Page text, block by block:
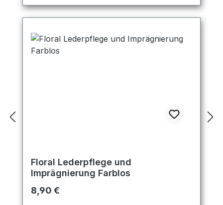
Floral Lederpflege und
Imprägnierung Farblos
Regulärer Preis:
8,90 €